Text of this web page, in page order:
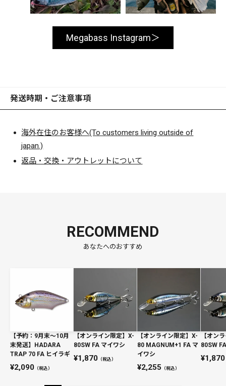
Megabass Instagram
発送時期・ご注意事項
海外在住のお客様へ(To customers living outside of
japan.)
返品・交換・アウトレットについて
RECOMMEND
あなたへのおすすめ
【予約：9月末〜10月
末発送】HADARA
TRAP 70 FA ヒイラギ
2,090 （税込）
【オンライン限定】X-
80SW FA マイワシ
1,870（税込）
【オンライン限定】X-
80 MAGNUM+1 FA マ
イワシ
2,255（税込）
【オン
80SW
1,870